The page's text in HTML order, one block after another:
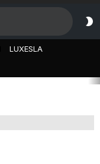
LUXESLA